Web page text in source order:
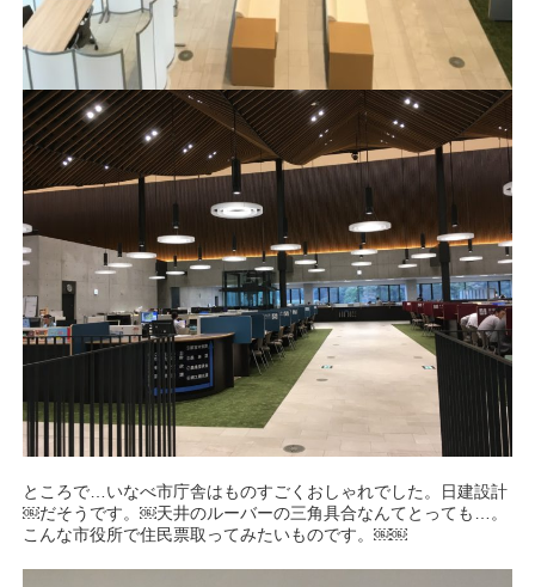
ところで…いなべ市庁舎はものすごくおしゃれでした。日建設計
￼だそうです。￼天井のルーバーの三角具合なんてとっても…。
こんな市役所で住民票取ってみたいものです。￼￼